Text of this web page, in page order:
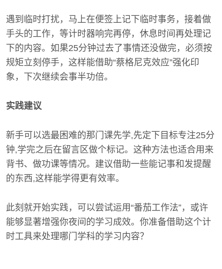
遇到临时打扰，马上在便签上记下临时事务，接着做
手头的工作，等计时器响完再停，休息时间再处理记
下的内容。如果25分钟过去了事情还没做完，必须按
规矩立刻停手，这样能借助“蔡格尼克效应”强化印
象，下次继续会事半功倍。
实践建议
新手可以选最困难的那门课先学,先定下目标专注25分
钟,学完之后在留言区做个标记。这种方法也适合用来
背书、做功课等情况。建议借助一些能记事和发提醒
的东西,这样能学得更有效率。
此刻就开始实践，可以尝试运用“番茄工作法”，或许
能够显著增强你夜间的学习成效。你准备借助这个计
时工具来处理哪门学科的学习内容？